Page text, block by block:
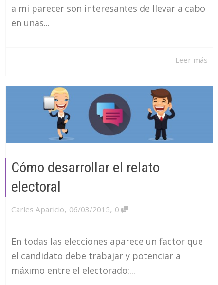
a mi parecer son interesantes de llevar a cabo
en unas...
Leer más
Cómo desarrollar el relato
electoral
Carles Aparicio, 06/03/2015, 0
En todas las elecciones aparece un factor que
el candidato debe trabajar y potenciar al
máximo entre el electorado:...